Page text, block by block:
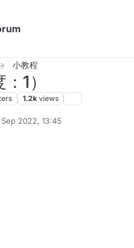
小教程
1）
1.2k views
2022, 13:45
admin5 Apr 2025, 17:08